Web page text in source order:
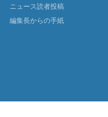
ニュース読者投稿
編集長からの手紙